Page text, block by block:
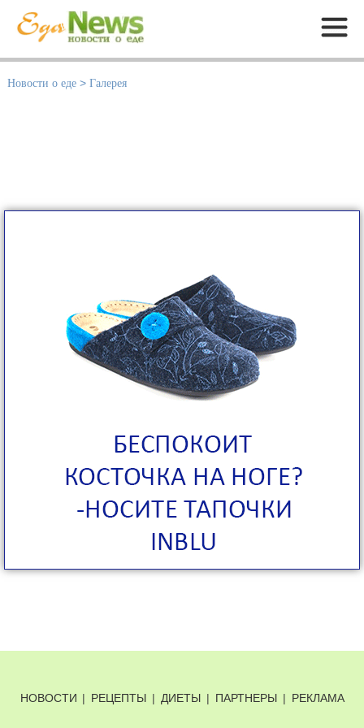
Меню
Новости о еде > Галерея
НОВОСТИ | РЕЦЕПТЫ | ДИЕТЫ | ПАРТНЕРЫ | РЕКЛАМА